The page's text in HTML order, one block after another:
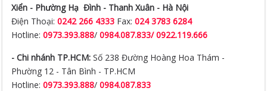
Xiển - Phường Hạ Đình - Thanh Xuân - Hà Nội
Điện Thoại:0242 266 4333 Fax:024 3783 6284
Hotline:0973.393.888/0984.087.833/ 0922.119.666
- Chi nhánh TP.HCM: Số 238 Đường Hoàng Hoa Thám -
Phường 12 - Tân Bình - TP.HCM
Hotline:0973.393.888/0984.087.833